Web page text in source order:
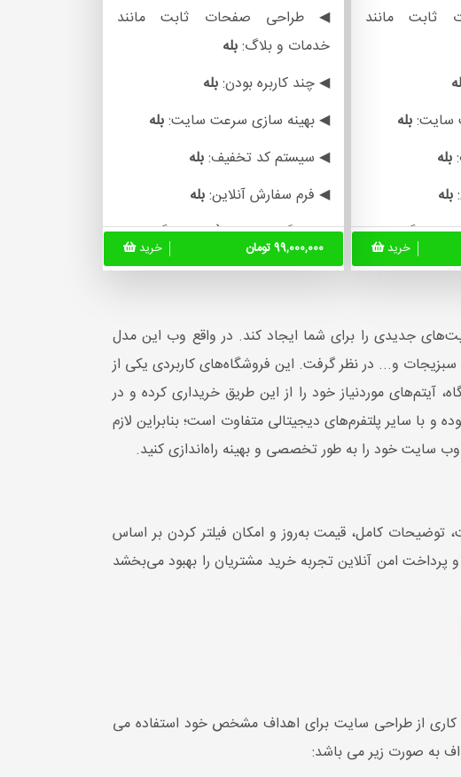
مانند
سایت:بله
بله
بله
رنگ، وزن
بله
بله
و سیستم
خیر
خرید
◀ طراحی صفحات ثابت مانند
خدمات و بلاگ:بله
◀ چند کاربره بودن:بله
◀ بهینه سازی سرعت سایت:بله
◀ سیستم کد تخفیف:بله
◀ فرم سفارش آنلاین:بله
◀ ویژگی محصول(سایز، رنگ، وزن
و...):بله
◀ چت آنلاین:بله
◀ اتصال درگاه پرداخت:بله
◀ سیستم باشگاه مشتریان:
بله
◀ لیست علاقه مندی و جستجوی
کامنت:بله
99,000,000 تومان خرید
جدیدی را برای شما ایجاد کند. در واقع وب این مدل
سبزیجات و... در نظر گرفت. این فروشگاه‌های کاربردی یکی از
آیتم‌های موردنیاز خود را از این طریق خریداری کرده و در
با سایر پلتفرم‌های دیجیتالی متفاوت است؛ بنابراین لازم
خود را به طور تخصصی و بهینه راه‌اندازی کنید.
توضیحات کامل، قیمت به‌روز و امکان فیلتر کردن بر اساس
امن آنلاین تجربه خرید مشتریان را بهبود می‌بخشد
کاری از طراحی سایت برای اهداف مشخص خود استفاده می
به صورت زیر می باشد: